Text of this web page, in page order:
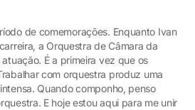
de comemorações. Enquanto Ivan
a Orquestra de Câmara da
É a primeira vez que os
com orquestra produz uma
Quando componho, penso
E hoje estou aqui para me unir